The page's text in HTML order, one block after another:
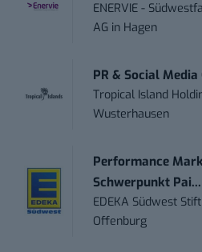
ENERVIE -
AG in Hagen
PR & Social
Tropical Island
Wusterhausen
Performance
Schwerpunkt Pai...
EDEKA Südwest
Offenburg